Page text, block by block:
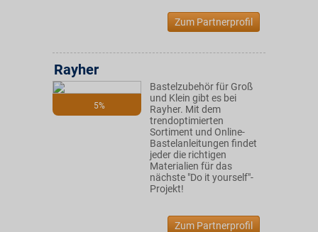
Zum Partnerprofil
5%
Rayher
Bastelzubehör für Groß
und Klein gibt es bei
Rayher. Mit dem
trendoptimierten
Sortiment und Online-
Bastelanleitungen findet
jeder die richtigen
Materialien für das
nächste "Do it yourself"-
Projekt!
Zum Partnerprofil